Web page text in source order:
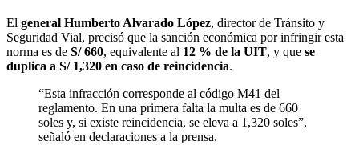
El general Humberto Alvarado López, director de Tránsito y
Seguridad Vial, precisó que la sanción económica por infringir esta
norma es de S/ 660, equivalente al 12 % de la UIT, y que se
duplica a S/ 1,320 en caso de reincidencia.
“Esta infracción corresponde al código M41 del
reglamento. En una primera falta la multa es de 660
soles y, si existe reincidencia, se eleva a 1,320 soles”,
señaló en declaraciones a la prensa.